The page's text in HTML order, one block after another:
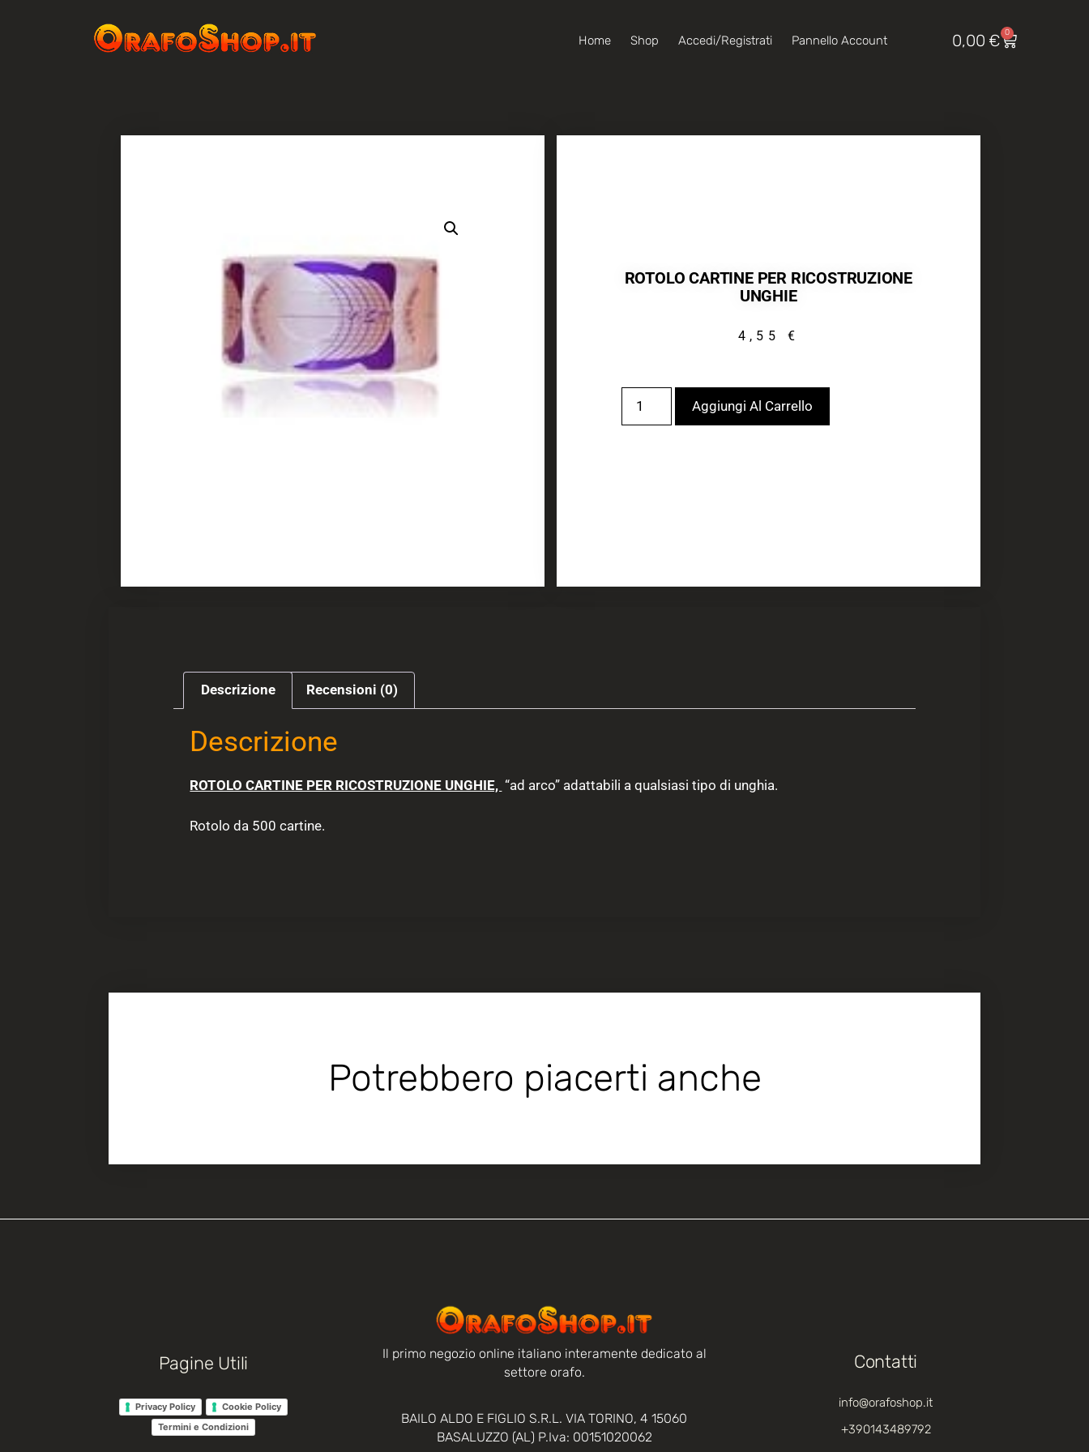
Home Shop Accedi/Registrati Pannello Account 0,00 € 0
ROTOLO CARTINE PER RICOSTRUZIONE
UNGHIE
4,55 €
Aggiungi Al Carrello
Descrizione Recensioni (0)
Descrizione
ROTOLO CARTINE PER RICOSTRUZIONE UNGHIE, “ad arco” adattabili a qualsiasi tipo di unghia.
Rotolo da 500 cartine.
Potrebbero piacerti anche
Pagine Utili
Privacy Policy
Cookie Policy
Termini e Condizioni
Il primo negozio online italiano interamente dedicato al
settore orafo.
BAILO ALDO E FIGLIO S.R.L. VIA TORINO, 4 15060
BASALUZZO (AL) P.Iva: 00151020062
Contatti
info@orafoshop.it
+390143489792